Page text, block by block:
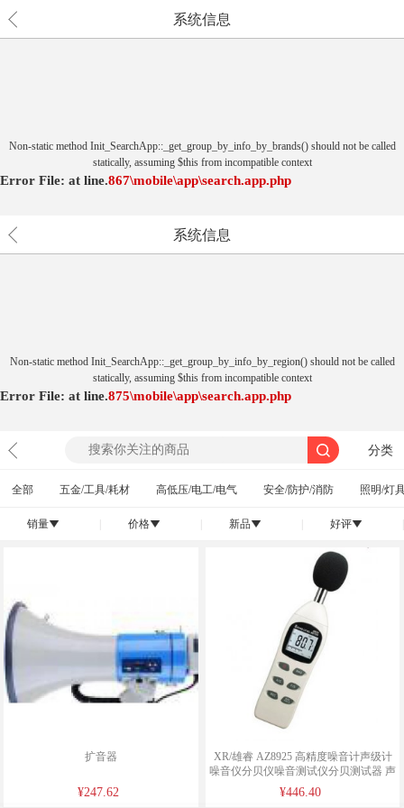
系统信息
Non-static method Init_SearchApp::_get_group_by_info_by_brands() should not be called
statically, assuming $this from incompatible context
Error File: \mobile\app\search.app.php
at 867
line.
系统信息
Non-static method Init_SearchApp::_get_group_by_info_by_region() should not be called
statically, assuming $this from incompatible context
Error File: \mobile\app\search.app.php
at 875
line.
分类
全部 五金/工具/耗材 高低压/电工/电气 安全/防护/消防 照明/灯
销量󰄢 价格󰄢 新品󰄢 好评󰄢
扩音器
¥247.62
XR/雄睿 AZ8925 高精度噪音计声级计
噪音仪分贝仪噪音测试仪分贝测试器 声
级计
¥446.40